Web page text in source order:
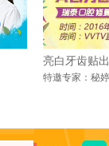
亮白牙齿贴
特邀专家：秘